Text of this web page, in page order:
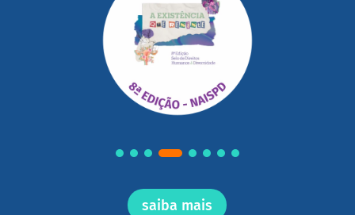
saiba mais